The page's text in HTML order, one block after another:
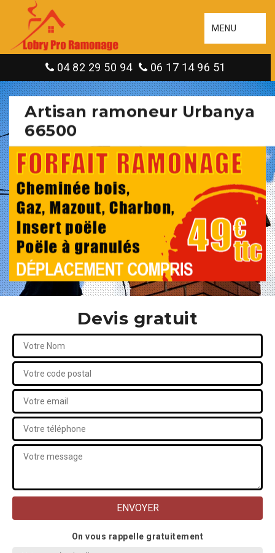
MENU
04 82 29 50 94 06 17 14 96 51
Artisan ramoneur Urbanya
66500
Devis gratuit
On vous rappelle gratuitement